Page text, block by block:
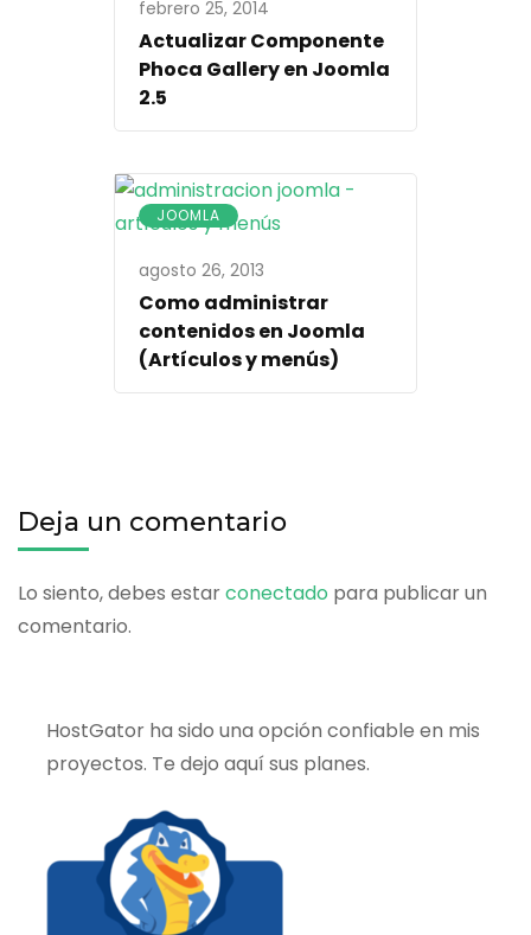
febrero 25, 2014
Actualizar Componente
Phoca Gallery en Joomla
2.5
JOOMLA
agosto 26, 2013
Como administrar
contenidos en Joomla
(Artículos y menús)
Deja un comentario
Lo siento, debes estarconectado para publicar un
comentario.
HostGator ha sido una opción confiable en mis
proyectos. Te dejo aquí sus planes.